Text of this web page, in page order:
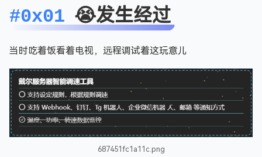
#0x01 😭发生经过
当时吃着饭看着电视，远程调试着这玩意儿
687451fc1a11c.png